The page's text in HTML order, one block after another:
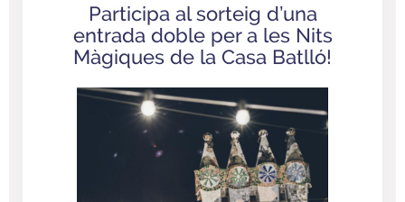
Participa al sorteig d’una
entrada doble per a les Nits
Màgiques de la Casa Batlló!